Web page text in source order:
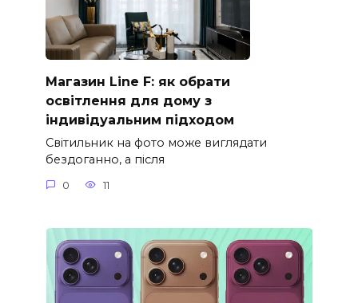
Магазин Line F: як обрати
освітлення для дому з
індивідуальним підходом
Світильник на фото може виглядати
бездоганно, а після
0 11